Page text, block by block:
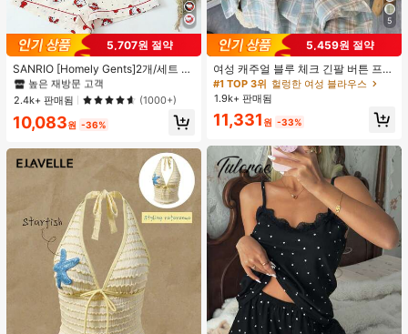
5,707원 절약
SANRIO [Homely Gents]2개/세트 여
성 프린트 라펠 반팔 버튼 포켓 상의
및 보우 반바지 잠옷 세트, 캐주얼 홈
웨어, 봄/여름에 적합
#1 TOP 3위
프라이드 월 여성 파자마 세트
높은 재방문 고객
#1 TOP 3위
높은 재방문 고객
#1 TOP 3위
높은 재방문 고객
#1 TOP 3위
높은 재방문 고객
2.4k+ 판매됨 (1000+)
10,083원 -36%
5
5,459원 절약
여성 캐주얼 블루 체크 긴팔 버튼 프론
트 폴리에스터 셔츠, 레귤러 핏, 봄 의
류, 편안한 스타일
#1 TOP 3위 헐렁한 여성 블라우스
1.9k+ 판매됨
11,331 원 -33%